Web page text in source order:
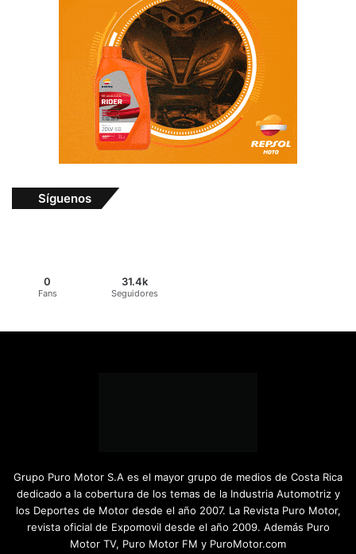
Síguenos
0
Fans
31.4k
Seguidores
Grupo Puro Motor S.A es el mayor grupo de medios de Costa Rica
dedicado a la cobertura de los temas de la Industria Automotriz y
los Deportes de Motor desde el año 2007. La Revista Puro Motor,
revista oficial de Expomovil desde el año 2009. Además Puro
Motor TV, Puro Motor FM y PuroMotor.com